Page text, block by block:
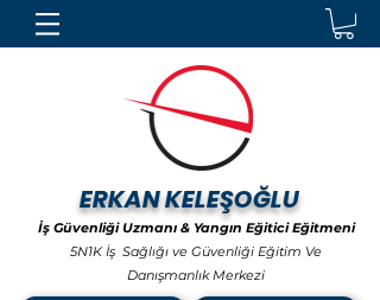
ERKAN KELEŞOĞLU
İş Güvenliği Uzmanı & Yangın Eğitici Eğitmeni
5N1K İş Sağlığı ve Güvenliği Eğitim Ve
Danışmanlık Merkezi